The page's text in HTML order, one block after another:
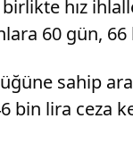
hız
60 gün,
sahip
bin lira ceza